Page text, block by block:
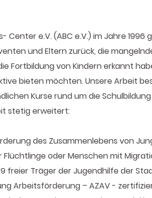
Center e.V. (ABC e.V.) im Jahre 1996
und Eltern zurück, die
Fortbildung von Kindern erkannt
bieten möchten. Unsere Arbeit
Kurse rund um die
stetig erweitert:
des Zusammenlebens von
oder Menschen mit
freier Träger der Jugendhilfe der
Arbeitsförderung – AZAV -